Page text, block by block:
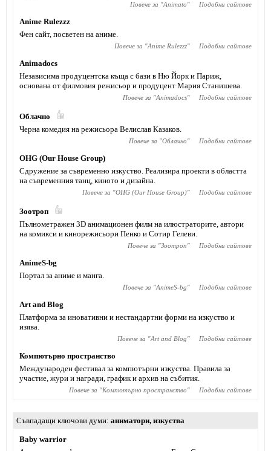
Повече за "Animato" Подобни сайтове
Anime Rulezzz
Фен сайт, посветен на аниме.
Повече за "Anime Rulezzz" Подобни сайтове
Animadocs
Независима продуцентска къща с бази в Ню Йорк и Париж,
основана от филмовия режисьор и продуцент Мария Станишева.
Повече за "Animadocs" Подобни сайтове
Облачно
Черна комедия на режисьора Велислав Казаков.
Повече за "Облачно" Подобни сайтове
OHG (Our House Group)
Сдружение за съвременно изкуствo. Реализира проекти в областта
на съвременния танц, киното и дизайна.
Повече за "OHG (Our House Group)" Подобни сайтове
Зоотроп
Пълнометражен 3D анимационен филм на илюстраторите, автори
на комикси и кинорежисьори Пенко и Сотир Гелеви.
Повече за "Зоотроп" Подобни сайтове
AnimeS-bg
Портал за аниме и манга.
Повече за "AnimeS-bg" Подобни сайтове
Art and Blog
Платформа за иновативни и нестандартни форми на изкуство и
изява.
Повече за "Art and Blog" Подобни сайтове
Компютърно пространство
Международен фестивал за компютърни изкуства. Правила за
участие, жури и награди, график и архив на събития.
Повече за "Компютърно пространство" Подобни сайтове
Съвпадащи ключови думи аниматори, изкуства
Baby warrior